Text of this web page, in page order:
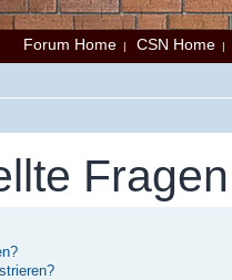
Forum Home | CSN Home
Fragen